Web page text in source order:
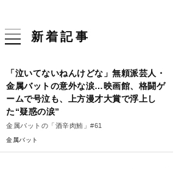
新着記事
「泣いてないねんけどな」無頼派芸人・
金属バットの意外な涙…映画館、格闘ゲ
ームで号泣も、上方漫才大賞で浮上し
た“疑惑の涙”
金属バットの「酒辛肉鮪」#61
金属バット